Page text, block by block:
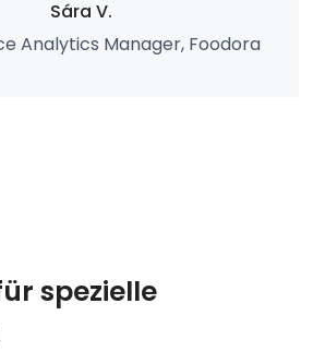
Sára V.
Analytics Manager, Foodora
spezielle